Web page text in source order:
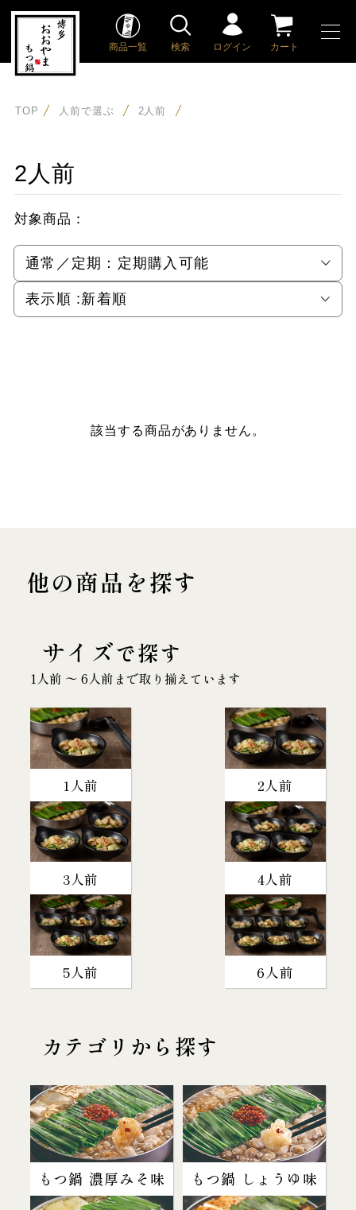
商品一覧 検索 ログイン カート
TOP 人前で選ぶ 2人前
2人前
対象商品：
通常／定期： 定期購入可能
表示順 :新着順
該当する商品がありません。
他の商品を探す
サイズで探す
1人前 〜 6人前まで取り揃えています
1人前 2人前
3人前 4人前
5人前 6人前
カテゴリから探す
もつ鍋 濃厚みそ味 もつ鍋 しょうゆ味